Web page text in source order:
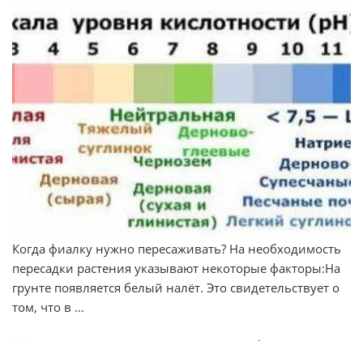
Когда фиалку нужно пересаживать? На необходимость
пересадки растения указывают некоторые факторы:На
грунте появляется белый налёт. Это свидетельствует о
том, что в ...